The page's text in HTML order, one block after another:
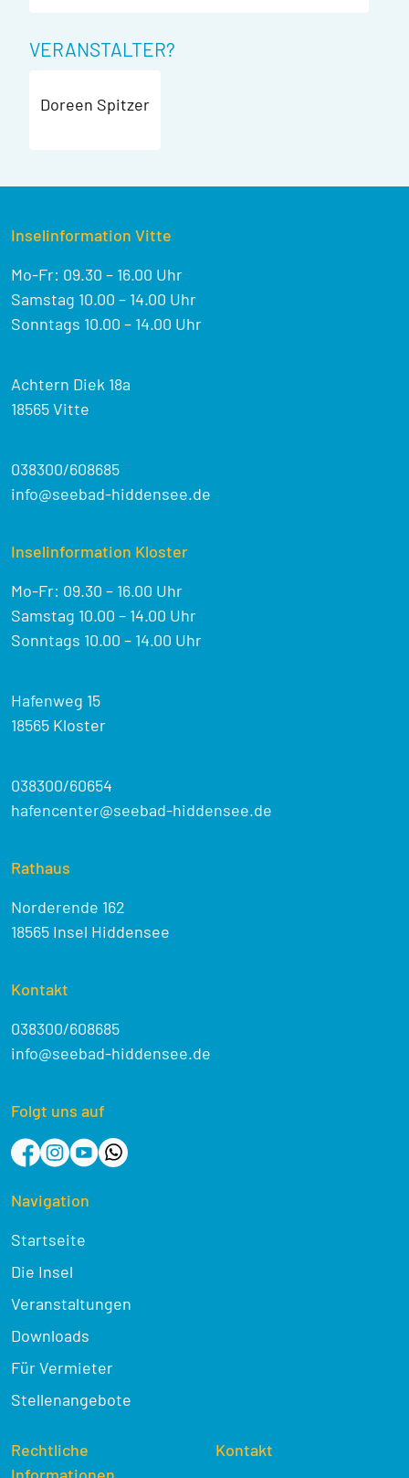
VERANSTALTER?
Doreen Spitzer
Inselinformation Vitte
Mo-Fr: 09.30 – 16.00 Uhr
Samstag 10.00 – 14.00 Uhr
Sonntags 10.00 – 14.00 Uhr
Achtern Diek 18a
18565 Vitte
038300/608685
info@seebad-hiddensee.de
Inselinformation Kloster
Mo-Fr: 09.30 – 16.00 Uhr
Samstag 10.00 – 14.00 Uhr
Sonntags 10.00 – 14.00 Uhr
Hafenweg 15
18565 Kloster
038300/60654
hafencenter@seebad-hiddensee.de
Rathaus
Norderende 162
18565 Insel Hiddensee
Kontakt
038300/608685
info@seebad-hiddensee.de
Folgt uns auf
Navigation
Startseite
Die Insel
Veranstaltungen
Downloads
Für Vermieter
Stellenangebote
Rechtliche
Informationen
Kontakt